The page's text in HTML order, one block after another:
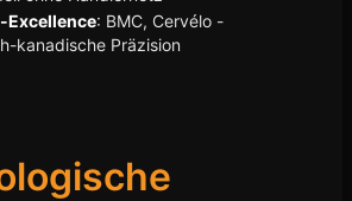
Excellence: BMC, Cervélo -
kanadische Präzision